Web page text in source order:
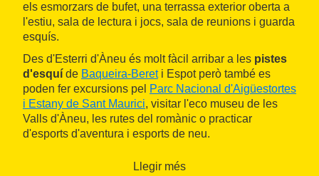
els esmorzars de bufet, una terrassa exterior oberta a
l'estiu, sala de lectura i jocs, sala de reunions i guarda
esquís.
Des d'Esterri d'Àneu és molt fàcil arribar a les pistes
d'esquí de Baqueira-Bereti Espot però també es
poden fer excursions pel Parc Nacional d'Aigüestortes
i Estany de Sant Maurici, visitar l'eco museu de les
Valls d'Àneu, les rutes del romànic o practicar
d'esports d'aventura i esports de neu.
Llegir més